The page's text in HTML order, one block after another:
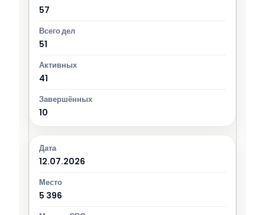
57
51
41
10
12.07.2026
5 396